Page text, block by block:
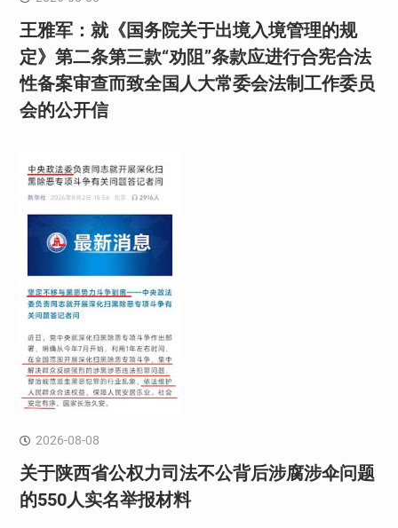
王雅军：就《国务院关于出境入境管理的规
定》第二条第三款“劝阻”条款应进行合宪合法
性备案审查而致全国人大常委会法制工作委员
会的公开信
2026-08-08
关于陕西省公权力司法不公背后涉腐涉伞问题
的550人实名举报材料